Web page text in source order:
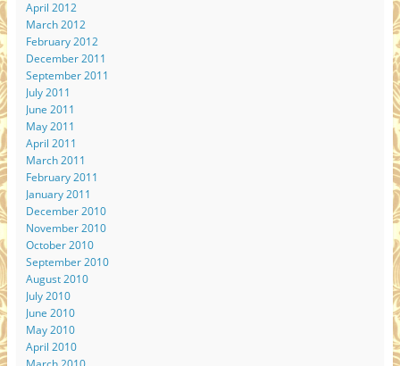
April 2012
March 2012
February 2012
December 2011
September 2011
July 2011
June 2011
May 2011
April 2011
March 2011
February 2011
January 2011
December 2010
November 2010
October 2010
September 2010
August 2010
July 2010
June 2010
May 2010
April 2010